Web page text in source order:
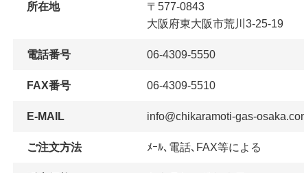
所在地
〒577-0843
大阪府東大阪市荒川3-25-19
電話番号 06-4309-5550
FAX番号 06-4309-5510
E-MAIL info@chikaramoti-gas-
ご注文方法 ﾒｰﾙ､電話､FAX等による